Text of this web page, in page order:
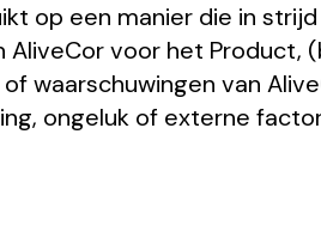
op een manier die in
voor het
waarschuwingen van
ongeluk of externe